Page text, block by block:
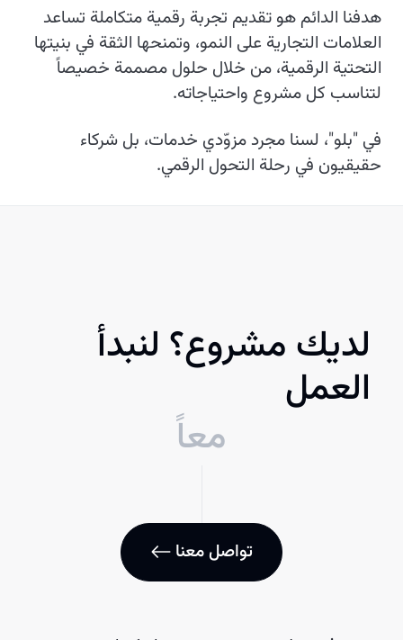
هدفنا الدائم هو تقديم تجربة رقمية متكاملة تساعد
العلامات التجارية على النمو، وتمنحها الثقة في بنيتها
التحتية الرقمية، من خلال حلول مصممة خصيصاً
لتناسب كل مشروع واحتياجاته.
في "بلو"، لسنا مجرد مزوّدي خدمات، بل شركاء
حقيقيون في رحلة التحول الرقمي.
لديك مشروع؟ لنبدأ
العمل
معاً
تواصل معنا